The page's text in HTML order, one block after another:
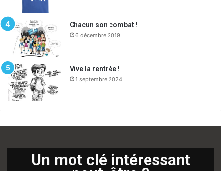
Chacun son combat !
6 décembre 2019
Vive la rentrée !
1 septembre 2024
Un mot clé intéressant